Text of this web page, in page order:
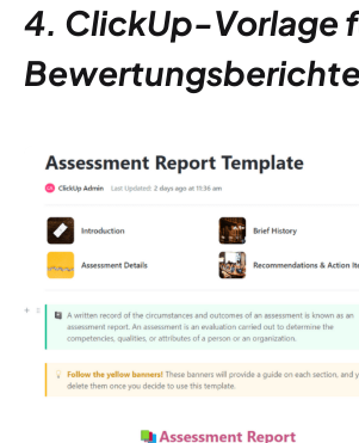
4. ClickUp-Vorlage